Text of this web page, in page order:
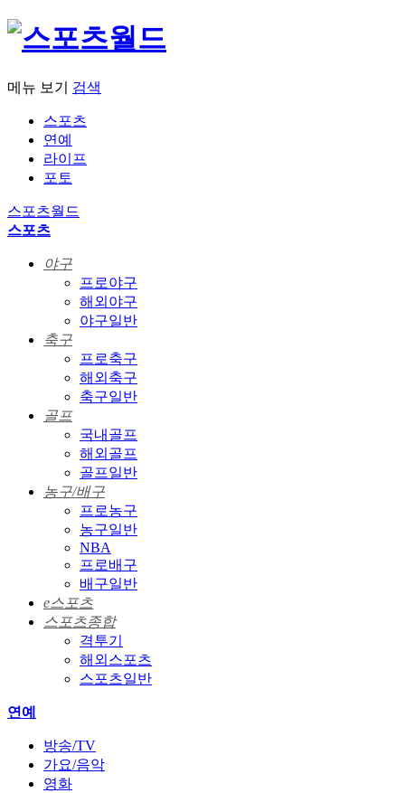
메뉴 보기 검색
스포츠
연예
라이프
포토
스포츠월드
스포츠
야구
프로야구
해외야구
야구일반
축구
프로축구
해외축구
축구일반
골프
국내골프
해외골프
골프일반
농구/배구
프로농구
농구일반
NBA
프로배구
배구일반
e스포츠
스포츠종합
격투기
해외스포츠
스포츠일반
연예
방송/TV
가요/음악
영화